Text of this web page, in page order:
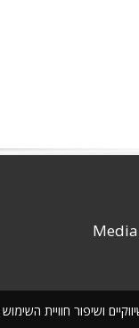
ושיפור חוויית